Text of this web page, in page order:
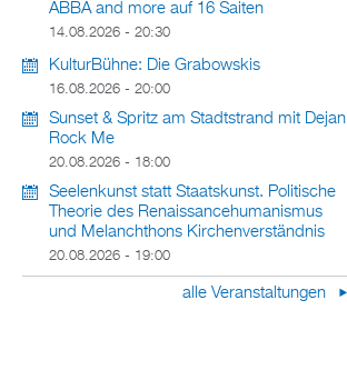
ABBA and more auf 16 Saiten
14.08.2026 - 20:30
KulturBühne: Die Grabowskis
16.08.2026 - 20:00
Sunset & Spritz am Stadtstrand mit Dejan
Rock Me
20.08.2026 - 18:00
Seelenkunst statt Staatskunst. Politische
Theorie des Renaissancehumanismus
und Melanchthons Kirchenverständnis
20.08.2026 - 19:00
alle Veranstaltungen